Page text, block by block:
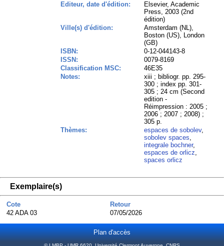
Editeur, date d'édition:
Elsevier, Academic
Press, 2003 (2nd
édition)
Ville(s) d'édition:
Amsterdam (NL),
Boston (US), London
(GB)
ISBN:
0-12-044143-8
ISSN:
0079-8169
Classification MSC:
46E35
Notes:
xiii ; bibliogr. pp. 295-
300 ; index pp. 301-
305 ; 24 cm (Second
edition -
Réimpression : 2005 ;
2006 ; 2007 ; 2008) ;
305 p.
Thèmes:
espaces de sobolev,
sobolev spaces,
integrale bochner,
espaces de orlicz,
spaces orlicz
Exemplaire(s)
Cote
Retour
42 ADA 03
07/05/2026
Plan d'accès